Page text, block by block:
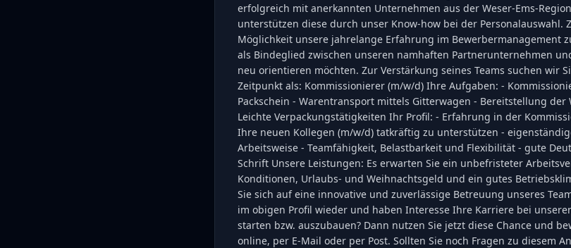
erfolgreich mit anerkannten Unternehmen aus der Weser-Ems-
unterstützen diese durch unser Know-how bei der Personalauswahl.
Möglichkeit unsere jahrelange Erfahrung im Bewerbermanagement
als Bindeglied zwischen unseren namhaften Partnerunternehmen
neu orientieren möchten. Zur Verstärkung seines Teams suchen wir
Zeitpunkt als: Kommissionierer (m/w/d) Ihre Aufgaben: -
Packschein - Warentransport mittels Gitterwagen - Bereitstellung der
Leichte Verpackungstätigkeiten Ihr Profil: - Erfahrung in der
Ihre neuen Kollegen (m/w/d) tatkräftig zu unterstützen -
Arbeitsweise - Teamfähigkeit, Belastbarkeit und Flexibilität - gute
Schrift Unsere Leistungen: Es erwarten Sie ein unbefristeter
Konditionen, Urlaubs- und Weihnachtsgeld und ein gutes
Sie sich auf eine innovative und zuverlässige Betreuung unseres
im obigen Profil wieder und haben Interesse Ihre Karriere bei
starten bzw. auszubauen? Dann nutzen Sie jetzt diese Chance und
online, per E-Mail oder per Post. Sollten Sie noch Fragen zu diesem